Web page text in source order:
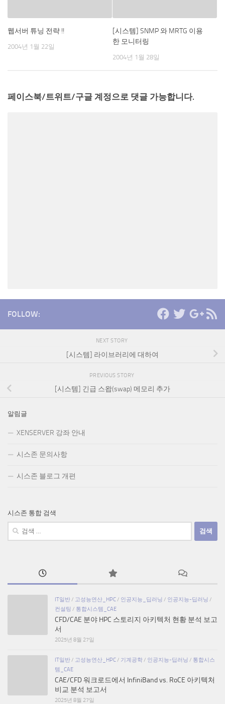
웹서버 튜닝 전략 !!
2004년 1월 22일
[시스템] SNMP 와 MRTG 이용
한 모니터링
2004년 1월 28일
페이스북/트위트/구글 계정으로 댓글 가능합니다.
FOLLOW:
NEXT STORY
[시스템] 라이브러리에 대하여
PREVIOUS STORY
[시스템] 긴급 스왑(swap) 메모리 추가
알림글
XENSERVER 강좌 안내
시스존 문의사항
시스존 블로그 개편
시스존 통합 검색
검
IT일반/ 고성능연산_HPC/ 인공지능_딥러닝 / 인공지능-딥러닝 /
컨설팅 / 통합시스템_CAE
CFD/CAE 분야 HPC 스토리지 아키텍처 현황 분석 보고
서
2025년 8월 27일
IT일반/ 고성능연산_HPC/ 기계공학/ 인공지능-딥러닝 / 통합시스
템_CAE
CAE/CFD 워크로드에서 InfiniBand vs. RoCE 아키텍처
비교 분석 보고서
2025년 8월 27일